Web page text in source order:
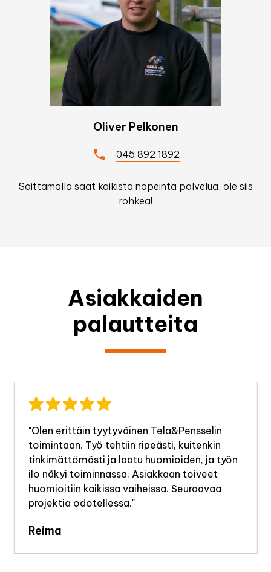
Oliver Pelkonen
045 892 1892
Soittamalla saat kaikista nopeinta palvelua, ole siis
rohkea!
Asiakkaiden
palautteita
"Olen erittäin tyytyväinen Tela&Pensselin
toimintaan. Työ tehtiin ripeästi, kuitenkin
tinkimättömästi ja laatu huomioiden, ja työn
ilo näkyi toiminnassa. Asiakkaan toiveet
huomioitiin kaikissa vaiheissa. Seuraavaa
projektia odotellessa."
Reima